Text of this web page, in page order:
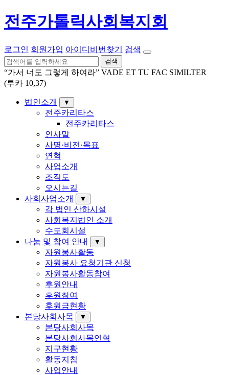
전주가톨릭사회복지회
로그인 회원가입 아이디비번찾기 검색
검색
“가서 너도 그렇게 하여라” VADE ET TU FAC SIMILTER
(루카 10,37)
법인소개 ▼
전주카리타스
전주카리타스
인사말
사명·비전·목표
연혁
사업소개
조직도
오시는길
사회사업소개
▼
각 법인 산하시설
사회복지법인 소개
수도회시설
나눔 및 참여 안내
▼
자원봉사활동
자원봉사 요청기관 신청
자원봉사활동참여
후원안내
후원참여
후원금현황
본당사회사목
▼
본당사회사목
본당사회사목연혁
지구현황
활동지침
사업안내